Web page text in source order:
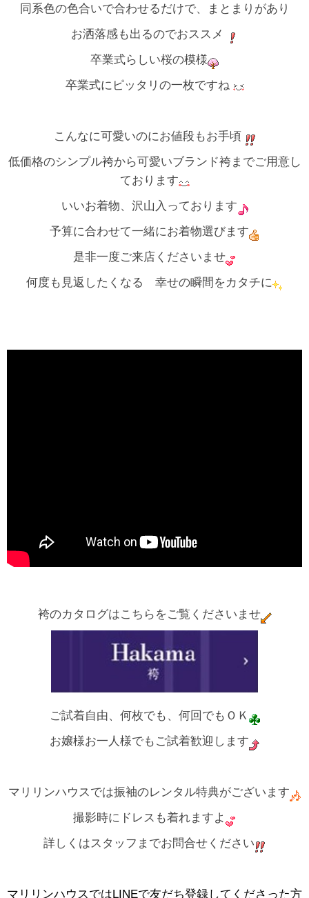
同系色の色合いで合わせるだけで、まとまりがあり
お洒落感も出るのでおススメ
卒業式らしい桜の模様
卒業式にピッタリの一枚ですね
こんなに可愛いのにお値段もお手頃
低価格のシンプル袴から可愛いブランド袴までご用意し
ております
いいお着物、沢山入っております
予算に合わせて一緒にお着物選びます
是非一度ご来店くださいませ
何度も見返したくなる 幸せの瞬間をカタチに
袴のカタログはこちらをご覧くださいませ
ご試着自由、何枚でも、何回でもＯＫ
お嬢様お一人様でもご試着歓迎します
マリリンハウスでは振袖のレンタル特典がございます
撮影時にドレスも着れますよ
詳しくはスタッフまでお問合せください
マリリンハウスではLINEで友だち登録してくださった方